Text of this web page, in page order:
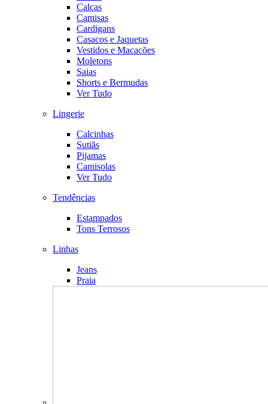
Calças
Camisas
Cardigans
Casacos e Jaquetas
Vestidos e Macacões
Moletons
Saias
Shorts e Bermudas
Ver Tudo
Lingerie
Calcinhas
Sutiãs
Pijamas
Camisolas
Ver Tudo
Tendências
Estampados
Tons Terrosos
Linhas
Jeans
Praia